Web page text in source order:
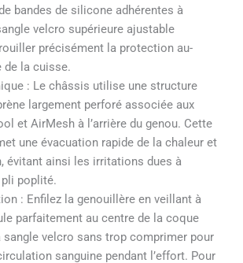
bandes de silicone adhérentes à
velcro supérieure ajustable
précisément la protection au-
de la cuisse.
: Le châssis utilise une structure
largement perforé associée aux
et AirMesh à l’arrière du genou. Cette
une évacuation rapide de la chaleur et
évitant ainsi les irritations dues à
pli poplité.
: Enfilez la genouillère en veillant à
parfaitement au centre de la coque
sangle velcro sans trop comprimer pour
sanguine pendant l’effort. Pour